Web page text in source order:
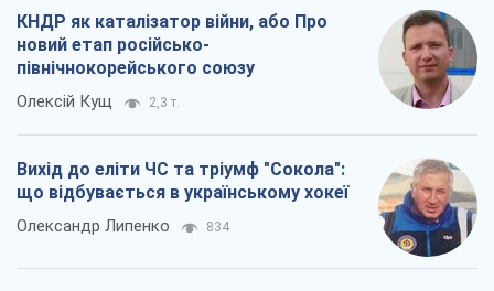
КНДР як каталізатор війни, або Про
новий етап російсько-
північнокорейського союзу
Олексій Кущ 2,3 т.
Вихід до еліти ЧС та тріумф "Сокола":
що відбувається в українському хокеї
Олександр Липенко 834